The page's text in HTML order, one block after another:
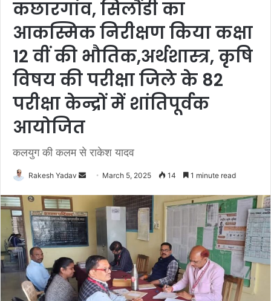
कछारगांव, सिलौंडी का
आकस्मिक निरीक्षण किया कक्षा
12 वीं की भौतिक,अर्थशास्त्र, कृषि
विषय की परीक्षा जिले के 82
परीक्षा केन्द्रों में शांतिपूर्वक
आयोजित
कलयुग की कलम से राकेश यादव
Rakesh Yadav
d
a
n
e
m
a
March 5, 2025 14 1 minute read